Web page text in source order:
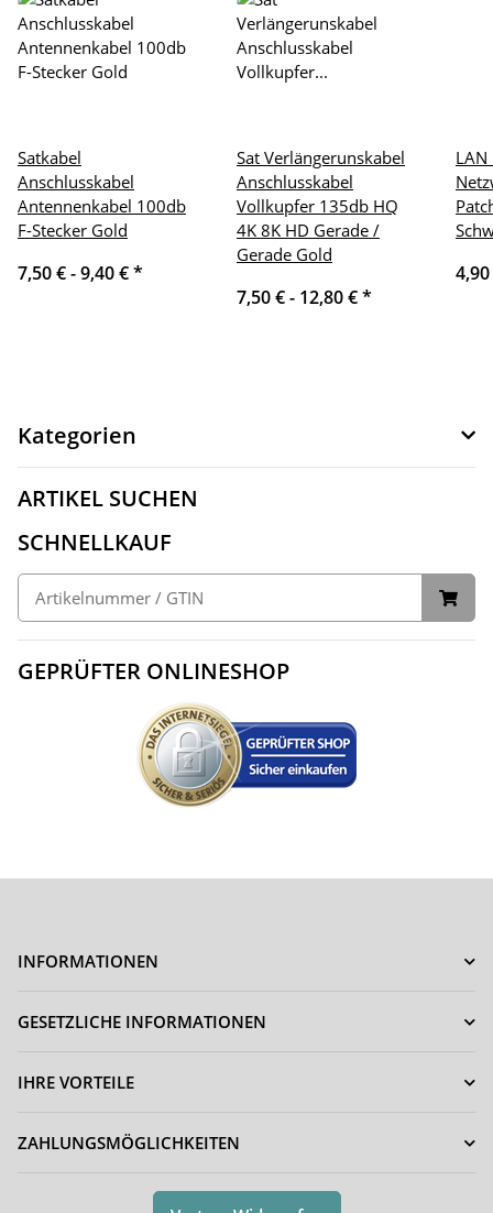
Satkabel
Anschlusskabel
Antennenkabel 100db
F-Stecker Gold
7,50 € -9,40 €*
Sat Verlängerunskabel
Anschlusskabel
Vollkupfer 135db HQ
4K 8K HD Gerade /
Gerade Gold
7,50 € - 12,80 €*
LAN
Kategorien
ARTIKEL SUCHEN
SCHNELLKAUF
GEPRÜFTER ONLINESHOP
INFORMATIONEN
GESETZLICHE INFORMATIONEN
IHRE VORTEILE
ZAHLUNGSMÖGLICHKEITEN